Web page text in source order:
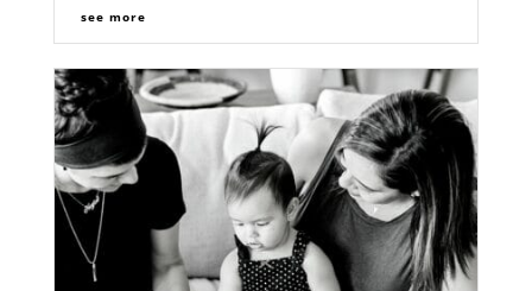
see more